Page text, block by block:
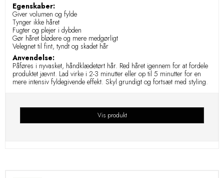
Egenskaber:
Giver volumen og fylde
Tynger ikke håret
Fugter og plejer i dybden
Gør håret blødere og mere medgørligt
Velegnet til fint, tyndt og skadet hår
Anvendelse:
Påføres i nyvasket, håndklædetørt hår. Red håret igennem for at fordele
produktet jævnt. Lad virke i 2-3 minutter eller op til 5 minutter for en
mere intensiv fyldegivende effekt. Skyl grundigt og fortsæt med styling.
Vis produkt